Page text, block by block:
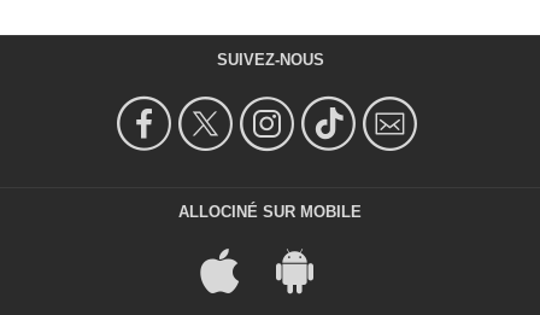
SUIVEZ-NOUS
ALLOCINÉ SUR MOBILE